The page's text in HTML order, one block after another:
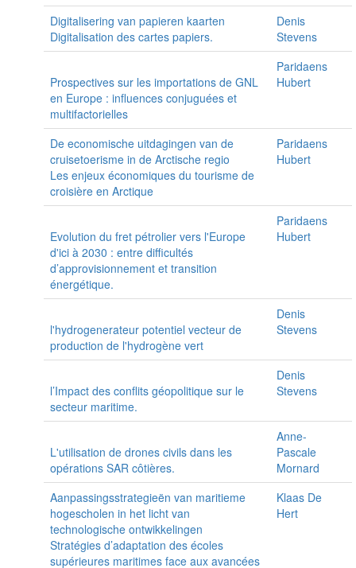
Digitalisering van papieren kaarten
Digitalisation des cartes papiers.
Denis
Stevens
Prospectives sur les importations de GNL
en Europe : influences conjuguées et
multifactorielles
Paridaens
Hubert
De economische uitdagingen van de
cruisetoerisme in de Arctische regio
Les enjeux économiques du tourisme de
croisière en Arctique
Paridaens
Hubert
Evolution du fret pétrolier vers l'Europe
d'ici à 2030 : entre difficultés
d’approvisionnement et transition
énergétique.
Paridaens
Hubert
l'hydrogenerateur potentiel vecteur de
production de l'hydrogène vert
Denis
Stevens
l’Impact des conflits géopolitique sur le
secteur maritime.
Denis
Stevens
L'utilisation de drones civils dans les
opérations SAR côtières.
Anne-
Pascale
Mornard
Aanpassingsstrategieën van maritieme
hogescholen in het licht van
technologische ontwikkelingen
Stratégies d’adaptation des écoles
supérieures maritimes face aux avancées
Klaas De
Hert